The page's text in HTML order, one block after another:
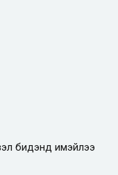
бидэнд имэйлээ